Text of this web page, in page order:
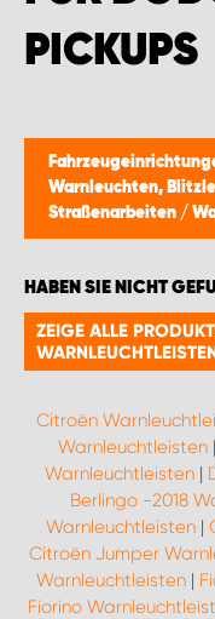
PICKUPS
Warnleuchten,
Straßenarbeiten /
HABEN SIE NICHT
ZEIGE ALLE
Citroën
Warnleuchtleisten|
Warnleuchtleisten |
Berlingo -2018
Warnleuchtleisten |
Citroën Jumper
Warnleuchtleisten|
Fiorino